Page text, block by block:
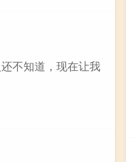
不知道，现在让我